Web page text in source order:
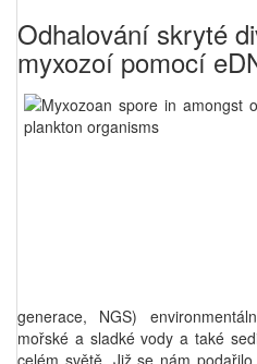
Odhalování skryté
myxozoí pomocí
generace, NGS)
mořské a sladké vody a také